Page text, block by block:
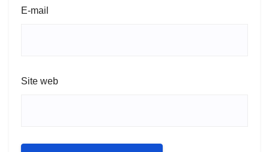
E-mail
Site web